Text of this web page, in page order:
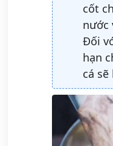
cốt
nước
Đối
hạn
cá